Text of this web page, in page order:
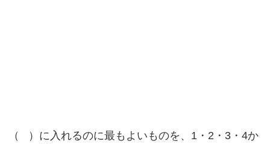
（ ）に入れるのに最もよいものを、1・2・3・4か